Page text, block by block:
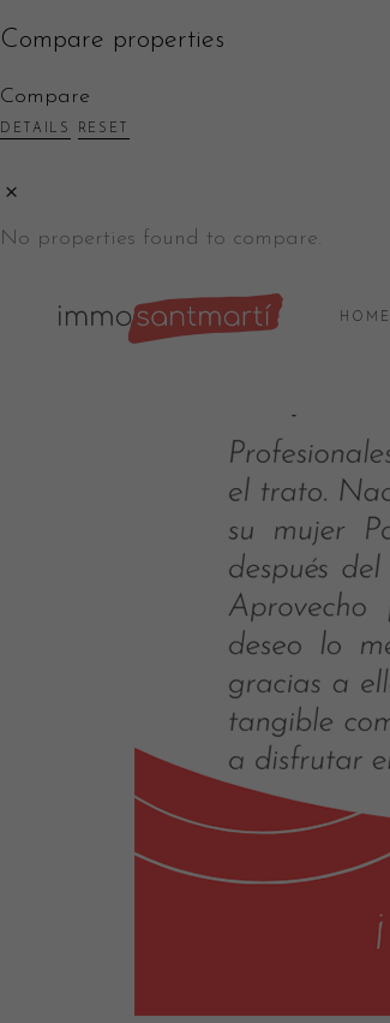
Compare properties
Compare
DETAILS RESET
No properties found to compare.
HOME